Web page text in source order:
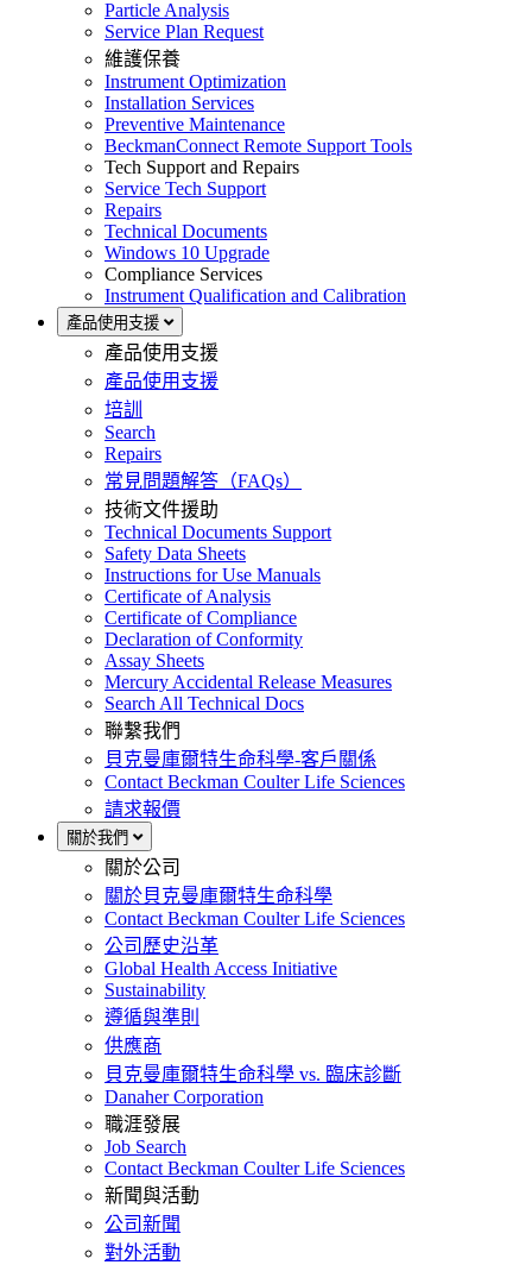
Particle Analysis
Service Plan Request
維護保養
Instrument Optimization
Installation Services
Preventive Maintenance
BeckmanConnect Remote Support Tools
Tech Support and Repairs
Service Tech Support
Repairs
Technical Documents
Windows 10 Upgrade
Compliance Services
Instrument Qualification and Calibration
產品使用支援
產品使用支援
產品使用支援
培訓
Search
Repairs
常見問題解答（FAQs）
技術文件援助
Technical Documents Support
Safety Data Sheets
Instructions for Use Manuals
Certificate of Analysis
Certificate of Compliance
Declaration of Conformity
Assay Sheets
Mercury Accidental Release Measures
Search All Technical Docs
聯繫我們
貝克曼庫爾特生命科學-客戶關係
Contact Beckman Coulter Life Sciences
請求報價
關於我們
關於公司
關於貝克曼庫爾特生命科學
Contact Beckman Coulter Life Sciences
公司歷史沿革
Global Health Access Initiative
Sustainability
遵循與準則
供應商
貝克曼庫爾特生命科學 vs. 臨床診斷
Danaher Corporation
職涯發展
Job Search
Contact Beckman Coulter Life Sciences
新聞與活動
公司新聞
對外活動